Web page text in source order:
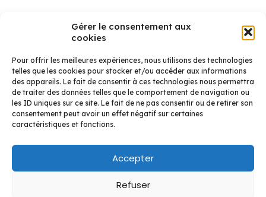
Gérer le consentement aux
cookies
Pour offrir les meilleures expériences, nous utilisons des technologies
telles que les cookies pour stocker et/ou accéder aux informations
des appareils. Le fait de consentir à ces technologies nous permettra
de traiter des données telles que le comportement de navigation ou
les ID uniques sur ce site. Le fait de ne pas consentir ou de retirer son
consentement peut avoir un effet négatif sur certaines
caractéristiques et fonctions.
Accepter
Refuser
En savoir plus
Mentions légales
Étanchéité
Biogaz et Lixiviats
Réalisations Étanchéité
Réalisation Biogaz
Contact